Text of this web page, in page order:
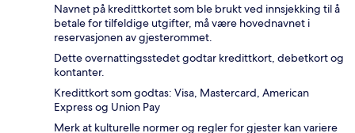
Navnet på kredittkortet som ble brukt ved innsjekking til å
betale for tilfeldige utgifter, må være hovednavnet i
reservasjonen av gjesterommet.
Dette overnattingsstedet godtar kredittkort, debetkort og
kontanter.
Kredittkort som godtas: Visa, Mastercard, American
Express og Union Pay
Merk at kulturelle normer og regler for gjester kan variere